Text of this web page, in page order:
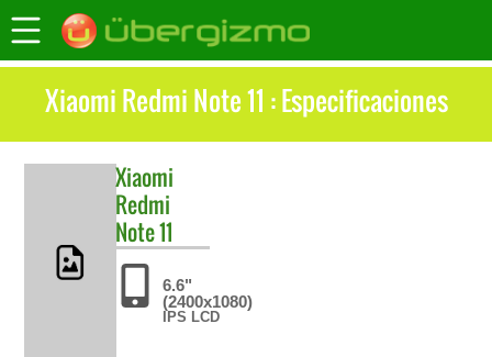
Xiaomi Redmi Note 11 : Especificaciones
Xiaomi
Redmi
Note 11
6.6"
(2400x1080)
IPS LCD